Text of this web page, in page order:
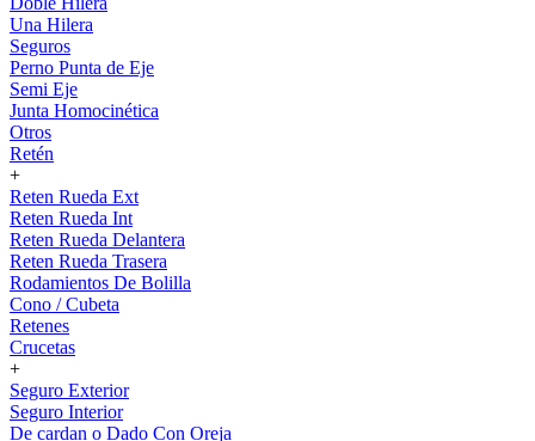
Una Hilera
Seguros
Perno Punta de Eje
Semi Eje
Junta Homocinética
Otros
Retén
+
Reten Rueda Ext
Reten Rueda Int
Reten Rueda Delantera
Reten Rueda Trasera
Rodamientos De Bolilla
Cono / Cubeta
Retenes
Crucetas
+
Seguro Exterior
Seguro Interior
De cardan o Dado Con Oreja